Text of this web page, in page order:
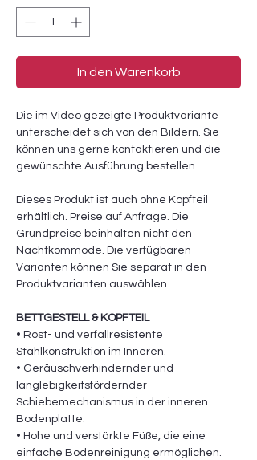
In den Warenkorb
Die im Video gezeigte Produktvariante
unterscheidet sich von den Bildern. Sie
können uns gerne kontaktieren und die
gewünschte Ausführung bestellen.
Dieses Produkt ist auch ohne Kopfteil
erhältlich. Preise auf Anfrage. Die
Grundpreise beinhalten nicht den
Nachtkommode. Die verfügbaren
Varianten können Sie separat in den
Produktvarianten auswählen.
BETTGESTELL & KOPFTEIL
• Rost- und verfallresistente
Stahlkonstruktion im Inneren.
• Geräuschverhindernder und
langlebigkeitsfördernder
Schiebemechanismus in der inneren
Bodenplatte.
• Hohe und verstärkte Füße, die eine
einfache Bodenreinigung ermöglichen.